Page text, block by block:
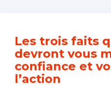
Les trois faits
devront vous
confiance et
l’action